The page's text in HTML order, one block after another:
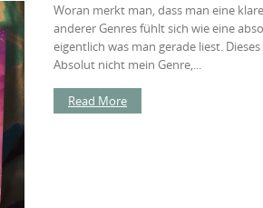
Woran merkt man, dass man eine
anderer Genres fühlt sich wie eine
eigentlich was man gerade liest.
Absolut nicht mein Genre,...
Read More